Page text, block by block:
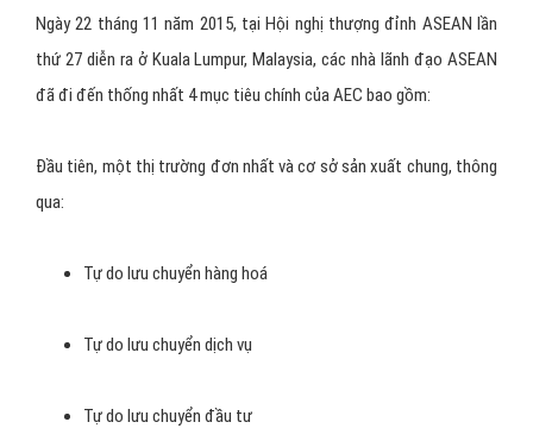
Ngày 22 tháng 11 năm 2015, tại Hội nghị thượng đỉnh ASEAN lần
thứ 27 diễn ra ở Kuala Lumpur, Malaysia, các nhà lãnh đạo ASEAN
đã đi đến thống nhất 4 mục tiêu chính của AEC bao gồm:
Đầu tiên, một thị trường đơn nhất và cơ sở sản xuất chung, thông
qua:
Tự do lưu chuyển hàng hoá
Tự do lưu chuyển dịch vụ
Tự do lưu chuyển đầu tư